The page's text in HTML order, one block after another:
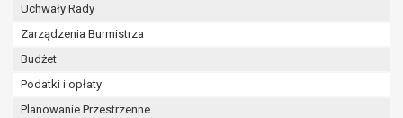
Uchwały Rady
Zarządzenia Burmistrza
Budżet
Podatki i opłaty
Planowanie Przestrzenne